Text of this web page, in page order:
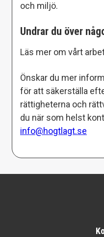
och miljö.
Undrar du över
Läs mer om vårt
Önskar du mer
för att säkerställa
rättigheterna och
du när som helst
info@hogtlagt.se